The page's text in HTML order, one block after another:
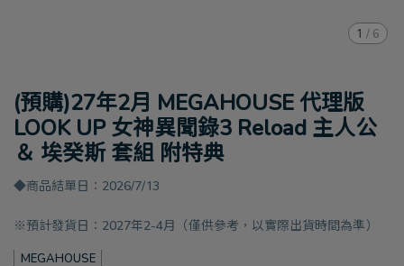
1 / 6
(預購)27年2月 MEGAHOUSE 代理版
LOOK UP 女神異聞錄3 Reload 主人公
＆ 埃癸斯 套組 附特典
◆商品結單日：2026/7/13
※預計發貨日：2027年2-4月（僅供參考，以實際出貨時間為準）
MEGAHOUSE